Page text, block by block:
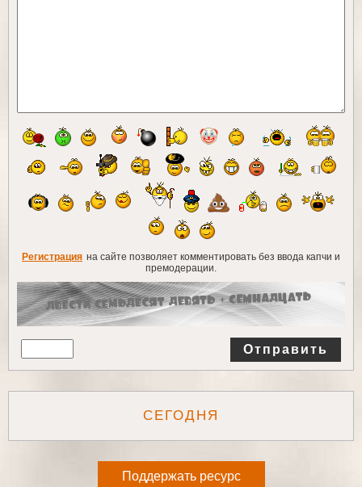
Регистрация на сайте позволяет комментировать без ввода капчи и
премодерации.
Отправить
СЕГОДНЯ
Поддержать ресурс